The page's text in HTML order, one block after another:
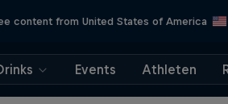
content from United States of America
Events Athleten